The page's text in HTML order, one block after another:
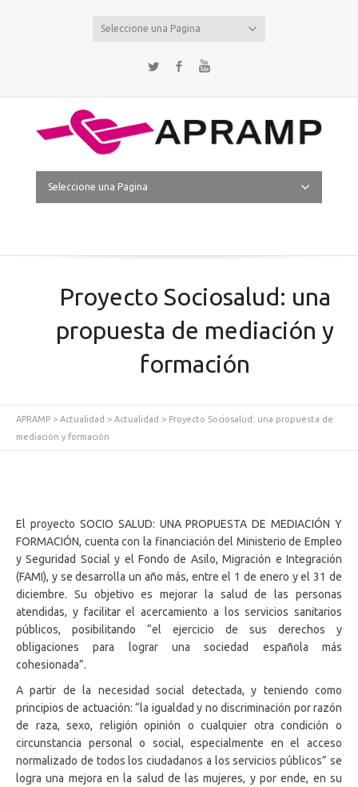
Seleccione una Pagina
Twitter Facebook
Seleccione una Pagina
Proyecto Sociosalud: una
propuesta de mediación y
formación
APRAMP > Actualidad > Actualidad > Proyecto Sociosalud: una propuesta de
mediación y formación
El proyecto SOCIO SALUD: UNA PROPUESTA DE MEDIACIÓN Y
FORMACIÓN, cuenta con la financiación del Ministerio de Empleo
y Seguridad Social y el Fondo de Asilo, Migración e Integración
(FAMI), y se desarrolla un año más, entre el 1 de enero y el 31 de
diciembre. Su objetivo es mejorar la salud de las personas
atendidas, y facilitar el acercamiento a los servicios sanitarios
públicos, posibilitando “el ejercicio de sus derechos y
obligaciones para lograr una sociedad española más
cohesionada”.
A partir de la necesidad social detectada, y teniendo como
principios de actuación: “la igualdad y no discriminación por razón
de raza, sexo, religión opinión o cualquier otra condición o
circunstancia personal o social, especialmente en el acceso
normalizado de todos los ciudadanos a los servicios públicos” se
logra una mejora en la salud de las mujeres, y por ende, en su